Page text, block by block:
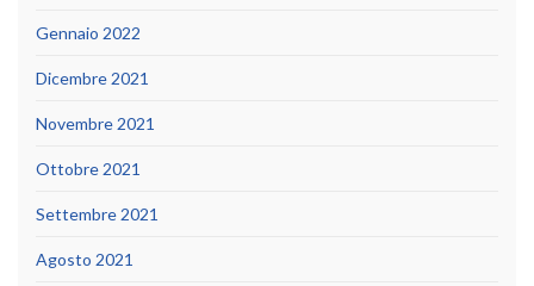
Gennaio 2022
Dicembre 2021
Novembre 2021
Ottobre 2021
Settembre 2021
Agosto 2021